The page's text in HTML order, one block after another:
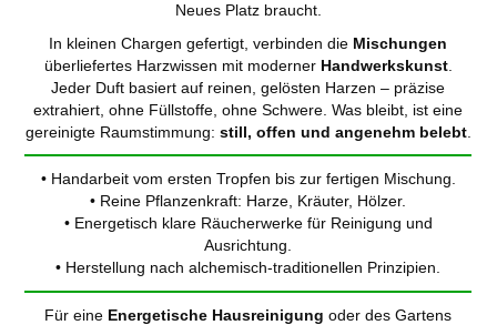
Neues Platz braucht.
In kleinen Chargen gefertigt, verbinden die Mischungen
überliefertes Harzwissen mit moderner Handwerkskunst
Jeder Duft basiert auf reinen, gelösten Harzen – präzise
extrahiert, ohne Füllstoffe, ohne Schwere. Was bleibt, ist eine
gereinigte Raumstimmung: still, offen und angenehm belebt
• Handarbeit vom ersten Tropfen bis zur fertigen Mischung.
• Reine Pflanzenkraft: Harze, Kräuter, Hölzer.
• Energetisch klare Räucherwerke für Reinigung und
Ausrichtung.
• Herstellung nach alchemisch-traditionellen Prinzipien.
Für eine Energetische Hausreinigung oder des Gartens